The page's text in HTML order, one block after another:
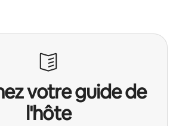
votre guide de
l'hôte